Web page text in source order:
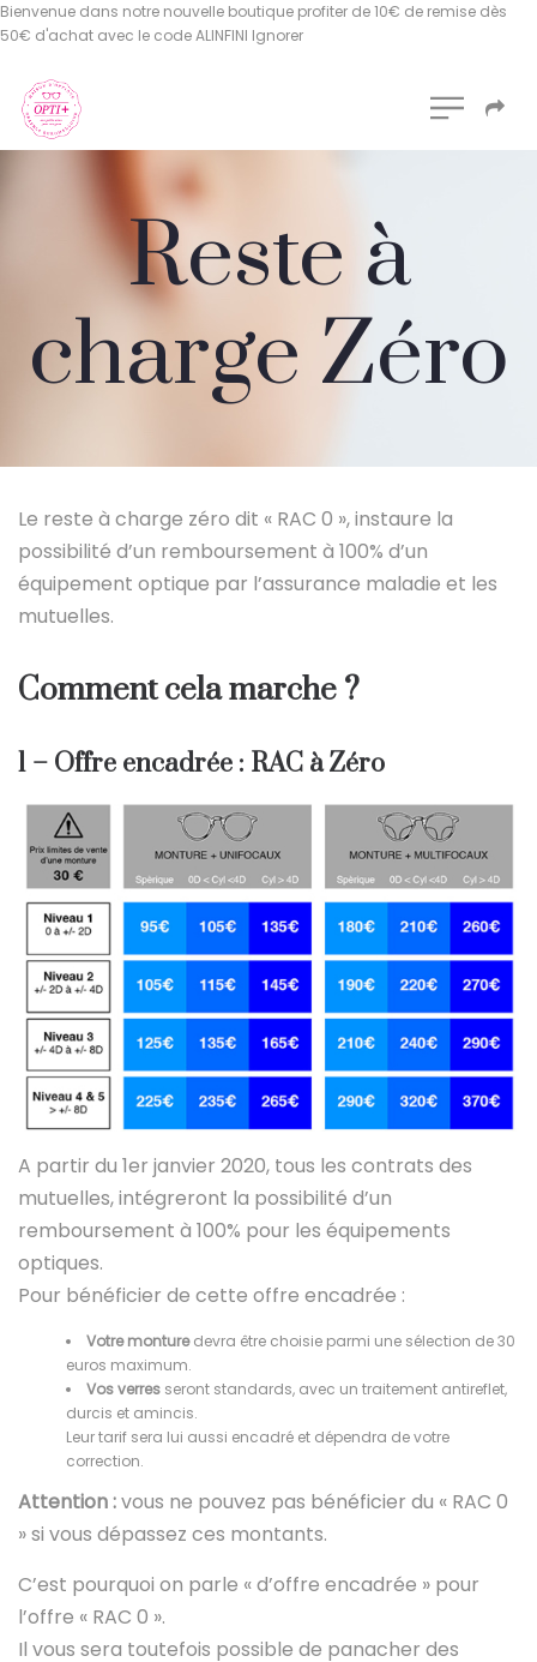
Bienvenue dans notre nouvelle boutique profiter de 10€ de remise dès
50€ d'achat avec le code ALINFINI Ignorer
Reste à
charge Zéro
Le reste à charge zéro dit « RAC 0 », instaure la
possibilité d’un remboursement à 100% d’un
équipement optique par l’assurance maladie et les
mutuelles.
Comment cela marche ?
1 – Offre encadrée : RAC à Zéro
A partir du 1er janvier 2020, tous les contrats des
mutuelles, intégreront la possibilité d’un
remboursement à 100% pour les équipements
optiques.
Pour bénéficier de cette offre encadrée :
Votre monturedevra être choisie parmi une sélection de 30
euros maximum.
Vos verres seront standards, avec un traitement antireflet,
durcis et amincis.
Leur tarif sera lui aussi encadré et dépendra de votre
correction.
Attention :vous ne pouvez pas bénéficier du « RAC 0
» si vous dépassez ces montants.
C’est pourquoi on parle « d’offre encadrée » pour
l’offre « RAC 0 ».
Il vous sera toutefois possible de panacher des